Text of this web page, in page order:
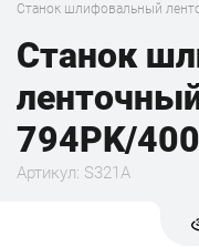
Станок шлифовальный
Станок
794PK/400
Артикул: S321A